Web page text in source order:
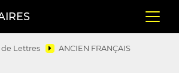
Lettres ANCIEN FRANÇAIS